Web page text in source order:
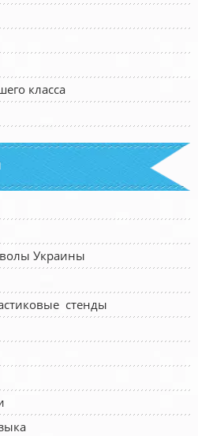
класса
Украины
стенды